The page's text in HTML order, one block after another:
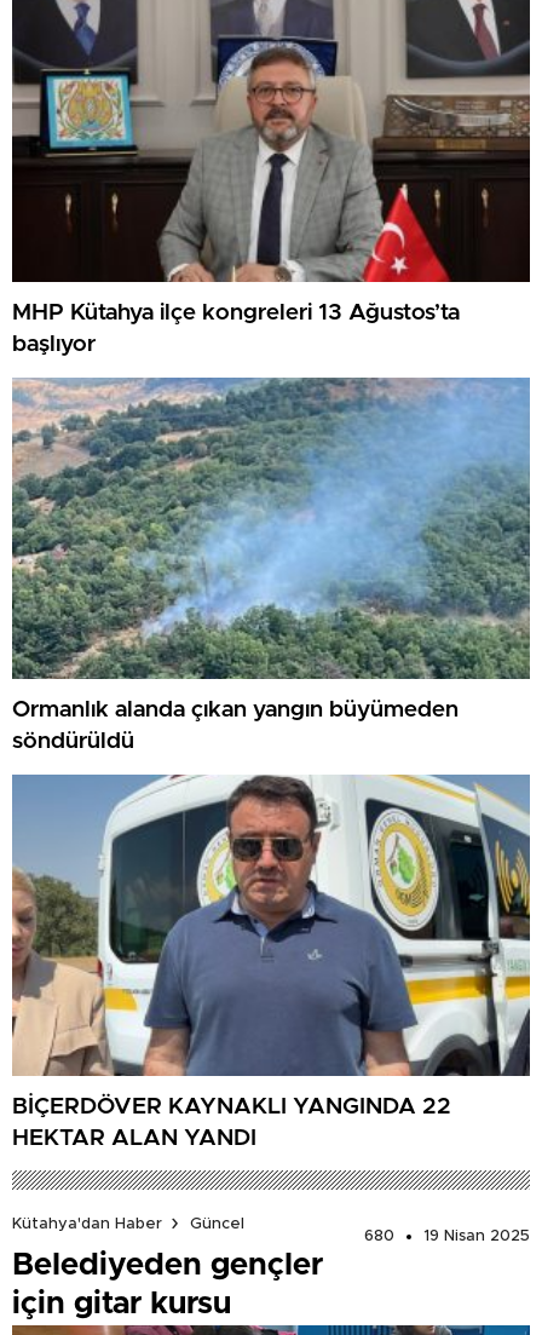
MHP Kütahya ilçe kongreleri 13 Ağustos’ta
başlıyor
Ormanlık alanda çıkan yangın büyümeden
söndürüldü
BİÇERDÖVER KAYNAKLI YANGINDA 22
HEKTAR ALAN YANDI
Kütahya'dan Haber
Güncel
680
19 Nisan 2025
Belediyeden gençler
için gitar kursu